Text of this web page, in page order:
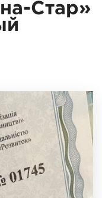
Стар»